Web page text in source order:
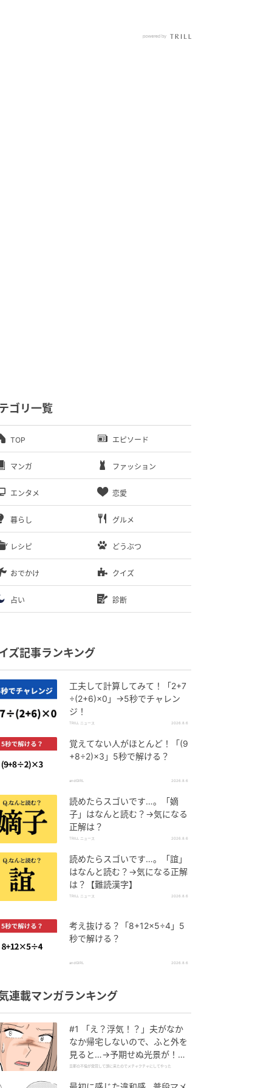
ゴリ一覧
TOP エピソード
マンガ ファッション
エンタメ 恋愛
暮らし グルメ
レシピ どうぶつ
おでかけ クイズ
占い 診断
ズ記事ランキング
工夫して計算してみて！「2+7
÷(2+6)×0」→5秒でチャレン
ジ！
TRILL ニュース 2026.8.6
覚えてない人がほとんど！「(9
+8÷2)×3」5秒で解ける？
andGIRL 2026.8.6
読めたらスゴいです…。「嫡
子」はなんと読む？→気になる
正解は？
TRILL ニュース 2026.8.6
読めたらスゴいです…。「誼」
はなんと読む？→気になる正解
は？【難読漢字】
TRILL ニュース 2026.8.6
考え抜ける？「8+12×5÷4」5
秒で解ける？
andGIRL 2026.8.6
連載マンガランキング
#1 「え？浮気！？」夫がなか
なか帰宅しないので、ふと外を
見ると…→予期せぬ光景が！｜
旦那の不倫が発覚して頭に来た
旦那の不倫が発覚して頭に来たのでメチャクチャにしてやった